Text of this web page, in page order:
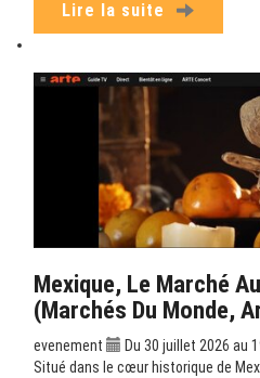
Lire la suite
Mexique, Le Marché
(Marchés Du Monde,
evenement
Du 30 juillet 2026 au
Situé dans le cœur historique de